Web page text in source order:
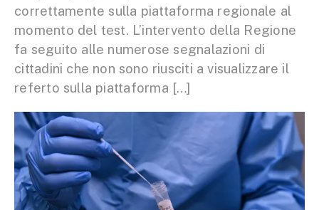
correttamente sulla piattaforma regionale al
momento del test. L’intervento della Regione
fa seguito alle numerose segnalazioni di
cittadini che non sono riusciti a visualizzare il
referto sulla piattaforma […]